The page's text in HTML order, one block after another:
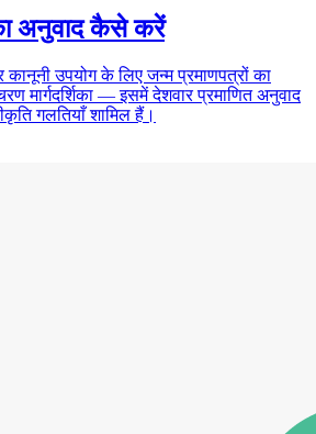
अनुवाद कैसे करें
उपयोग के लिए जन्म प्रमाणपत्रों का
मार्गदर्शिका — इसमें देशवार प्रमाणित अनुवाद
गलतियाँ शामिल हैं।